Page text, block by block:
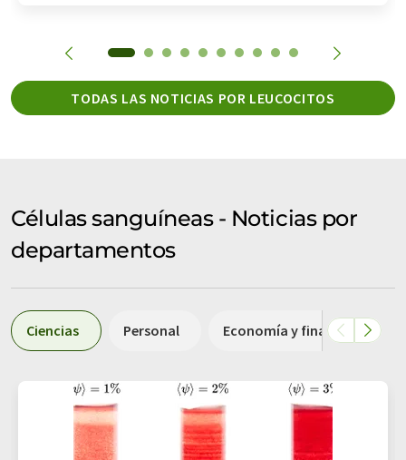
TODAS LAS NOTICIAS POR LEUCOCITOS
Células sanguíneas - Noticias por
departamentos
Ciencias Personal Economía y finanzas